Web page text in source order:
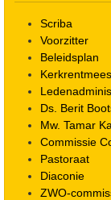
Scriba
Voorzitter
Beleidsplan
Ds. Berit
Mw. Tamar
Commissie
Pastoraat
Diaconie
ZWO-